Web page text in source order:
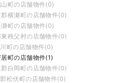
町の店舗物件(0)
横瀬町の店舗物件(0)
町の店舗物件(0)
秩父村の店舗物件(0)
町の店舗物件(0)
町の店舗物件(1)
白岡町の店舗物件(0)
松伏町の店舗物件(0)